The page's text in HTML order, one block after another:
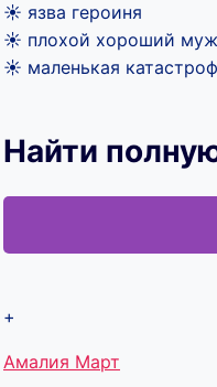
☀ язва героиня
☀ плохой хороший
☀ маленькая
Найти
+
Метки
Амалия Март